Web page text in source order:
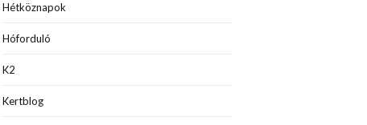
Hétköznapok
Hóforduló
K2
Kertblog